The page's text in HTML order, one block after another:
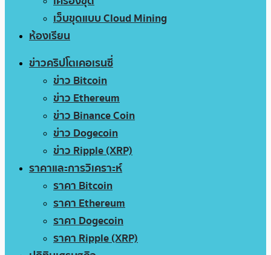
เว็บขุดแบบ Cloud Mining
ห้องเรียน
ข่าวคริปโตเคอเรนซี่
ข่าว Bitcoin
ข่าว Ethereum
ข่าว Binance Coin
ข่าว Dogecoin
ข่าว Ripple (XRP)
ราคาและการวิเคราะห์
ราคา Bitcoin
ราคา Ethereum
ราคา Dogecoin
ราคา Ripple (XRP)